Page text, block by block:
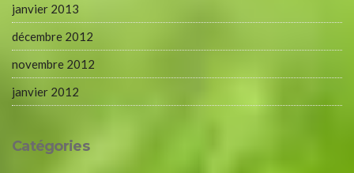
janvier 2013
décembre 2012
novembre 2012
janvier 2012
Catégories